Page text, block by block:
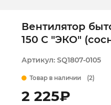
Вентилятор
150 С "ЭКО"
Артикул: SQ1807-0105
Товар в наличии (2)
2 225₽